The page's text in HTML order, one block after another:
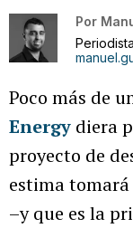
Por
Poco más de
Energy diera
proyecto de
estima tomará
–y que es la